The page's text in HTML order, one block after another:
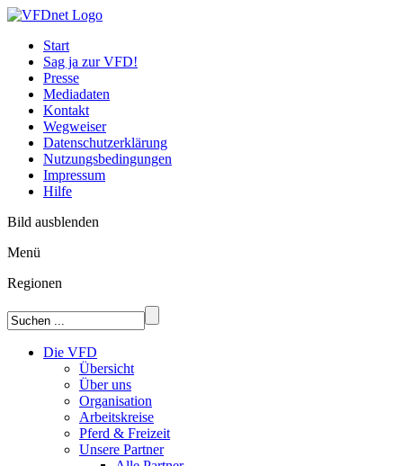
Start
Sag ja zur VFD!
Presse
Mediadaten
Kontakt
Wegweiser
Datenschutzerklärung
Nutzungsbedingungen
Impressum
Hilfe
Bild ausblenden
Menü
Regionen
Die VFD
Übersicht
Über uns
Organisation
Arbeitskreise
Pferd & Freizeit
Unsere Partner